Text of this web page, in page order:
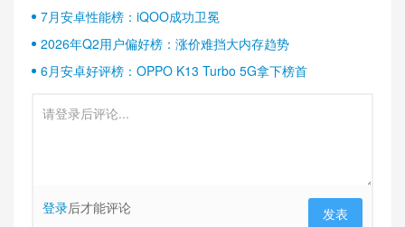
7月安卓性能榜：iQOO成功卫冕
2026年Q2用户偏好榜：涨价难挡大内存趋势
6月安卓好评榜：OPPO K13 Turbo 5G拿下榜首
登录后才能评论 发表